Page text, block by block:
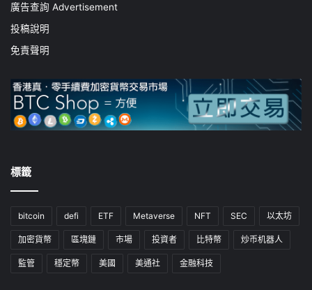
廣告查詢 Advertisement
投稿說明
免責聲明
標籤
bitcoin defi ETF Metaverse NFT SEC 以太坊
加密貨幣 區塊鏈 市場 投資者 比特幣 炒币机器人
監管 穩定幣 美國 美通社 金融科技